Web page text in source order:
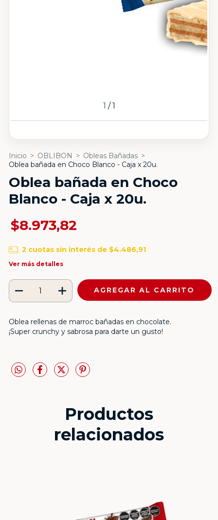
1 /1
Inicio > OBLIBON > Obleas Bañadas >
Oblea bañada en Choco Blanco - Caja x 20u.
Oblea bañada en Choco
Blanco - Caja x 20u.
$8.973,82
2 cuotas sin interés de $4.486,91
Ver más detalles
Oblea rellenas de marroc bañadas en chocolate.
¡Super crunchy y sabrosa para darte un gusto!
Productos
relacionados